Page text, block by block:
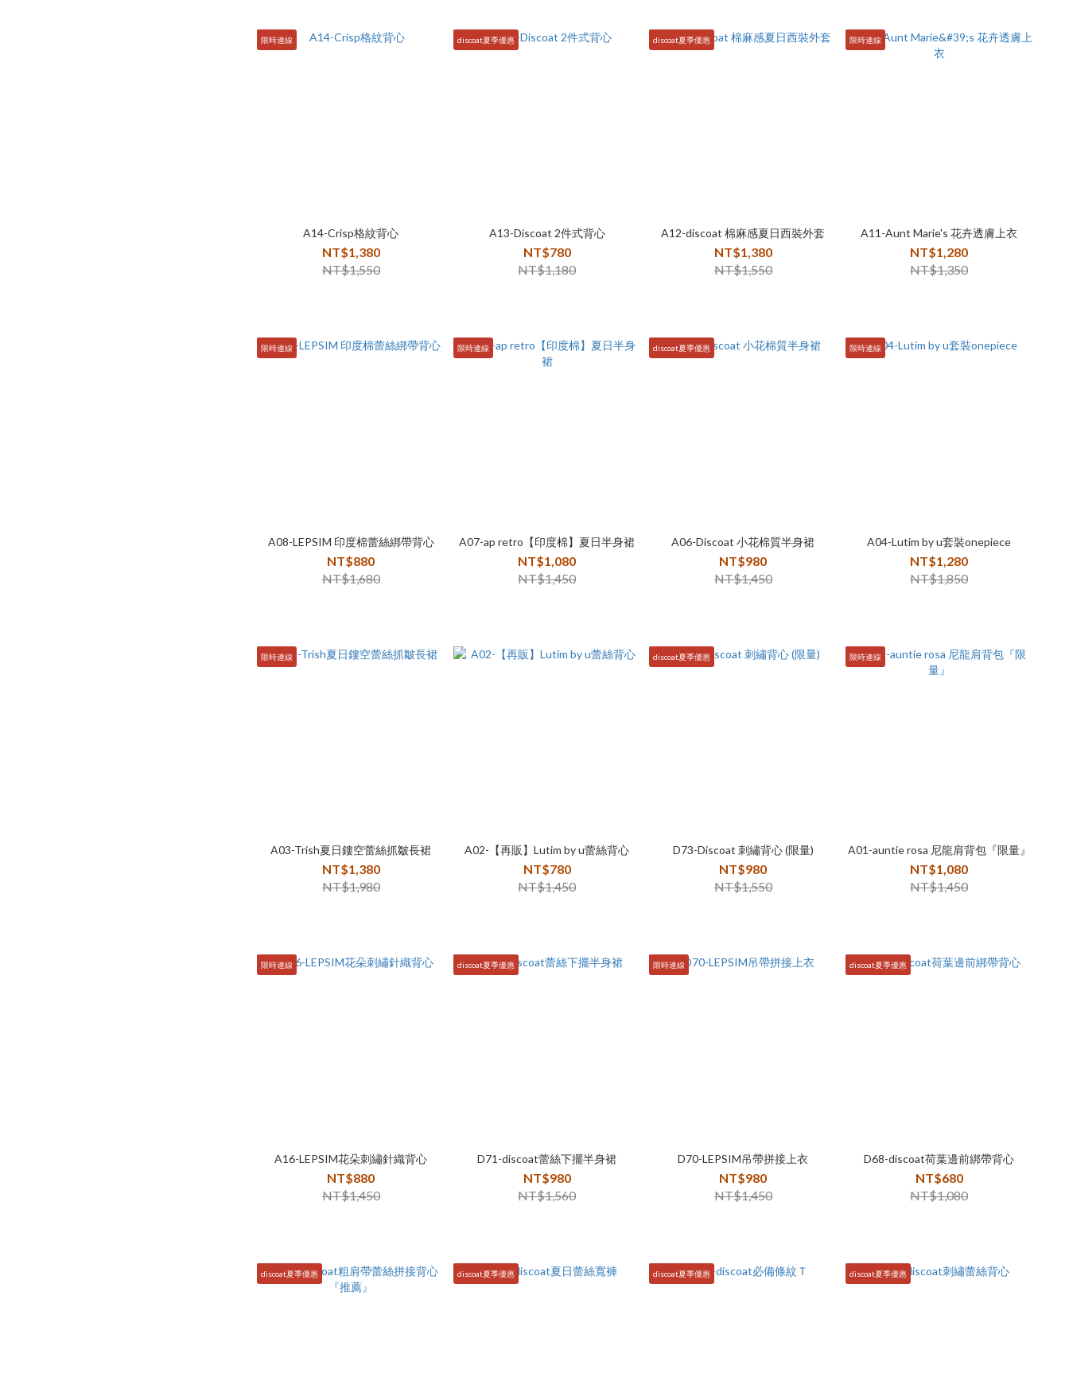
限時連線
A14-Crisp格紋背心
NT$1,380
NT$1,550
discoat夏季優惠
A13-Discoat 2件式背心
NT$780
NT$1,180
discoat夏季優惠
A12-discoat 棉麻感夏日西裝外套
NT$1,380
NT$1,550
限時連線
A11-Aunt Marie's 花卉透膚上衣
NT$1,280
NT$1,350
限時連線
A08-LEPSIM 印度棉蕾絲綁帶背心
NT$880
NT$1,680
限時連線
A07-ap retro【印度棉】夏日半身裙
NT$1,080
NT$1,450
discoat夏季優惠
A06-Discoat 小花棉質半身裙
NT$980
NT$1,450
限時連線
A04-Lutim by u套裝onepiece
NT$1,280
NT$1,850
限時連線
A03-Trish夏日鏤空蕾絲抓皺長裙
NT$1,380
NT$1,980
A02-【再販】Lutim by u蕾絲背心
NT$780
NT$1,450
discoat夏季優惠
D73-Discoat 刺繡背心 (限量)
NT$980
NT$1,550
限時連線
A01-auntie rosa 尼龍肩背包『限量』
NT$1,080
NT$1,450
限時連線
A16-LEPSIM花朵刺繡針織背心
NT$880
NT$1,450
discoat夏季優惠
D71-discoat蕾絲下擺半身裙
NT$980
NT$1,560
限時連線
D70-LEPSIM吊帶拼接上衣
NT$980
NT$1,450
discoat夏季優惠
D68-discoat荷葉邊前綁帶背心
NT$680
NT$1,080
discoat夏季優惠 discoat夏季優惠 discoat夏季優惠 discoat夏季優惠